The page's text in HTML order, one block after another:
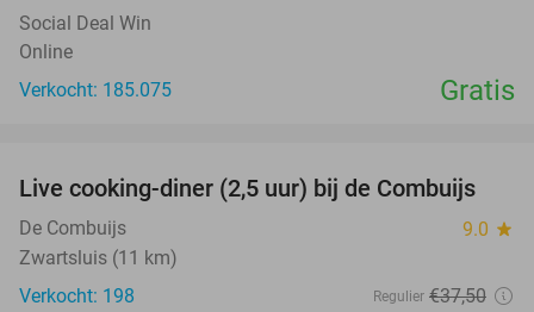
Social Deal Win
Online
Verkocht: 185.075
Gratis
20%
Live cooking-diner (2,5 uur) bij de Combuijs
De Combuijs 9.0 star
Zwartsluis (11 km)
Verkocht: 198
Regulier €37,50